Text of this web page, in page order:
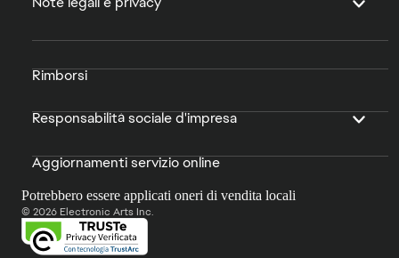
Rimborsi
Responsabilità sociale d'impresa
Aggiornamenti servizio online
Potrebbero essere applicati oneri di vendita locali
© 2026 Electronic Arts Inc.